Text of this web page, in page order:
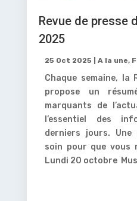
Revue de presse
2025
25 Oct 2025 A la une,
Chaque semaine, la
propose un
marquants de
l’essentiel des
derniers jours. Une
soin pour que vous
Lundi 20 octobre